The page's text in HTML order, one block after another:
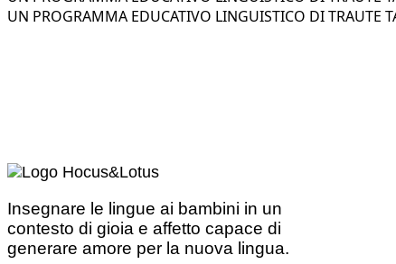
UN PROGRAMMA EDUCATIVO LINGUISTICO DI TRAUTE
Insegnare le lingue ai bambini in un
contesto di gioia e affetto capace di
generare amore per la nuova lingua.